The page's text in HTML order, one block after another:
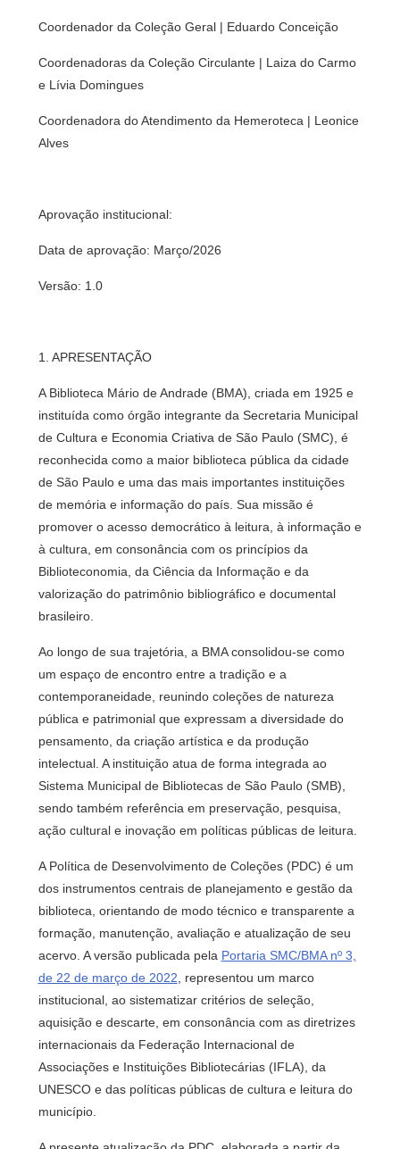
Coordenador da Coleção Geral | Eduardo Conceição
Coordenadoras da Coleção Circulante | Laiza do Carmo
e Lívia Domingues
Coordenadora do Atendimento da Hemeroteca | Leonice
Alves
Aprovação institucional:
Data de aprovação: Março/2026
Versão: 1.0
1. APRESENTAÇÃO
A Biblioteca Mário de Andrade (BMA), criada em 1925 e
instituída como órgão integrante da Secretaria Municipal
de Cultura e Economia Criativa de São Paulo (SMC), é
reconhecida como a maior biblioteca pública da cidade
de São Paulo e uma das mais importantes instituições
de memória e informação do país. Sua missão é
promover o acesso democrático à leitura, à informação e
à cultura, em consonância com os princípios da
Biblioteconomia, da Ciência da Informação e da
valorização do patrimônio bibliográfico e documental
brasileiro.
Ao longo de sua trajetória, a BMA consolidou-se como
um espaço de encontro entre a tradição e a
contemporaneidade, reunindo coleções de natureza
pública e patrimonial que expressam a diversidade do
pensamento, da criação artística e da produção
intelectual. A instituição atua de forma integrada ao
Sistema Municipal de Bibliotecas de São Paulo (SMB),
sendo também referência em preservação, pesquisa,
ação cultural e inovação em políticas públicas de leitura.
A Política de Desenvolvimento de Coleções (PDC) é um
dos instrumentos centrais de planejamento e gestão da
biblioteca, orientando de modo técnico e transparente a
formação, manutenção, avaliação e atualização de seu
acervo. A versão publicada pela Portaria SMC/BMA nº 3,
de 22 de março de 2022 , representou um marco
institucional, ao sistematizar critérios de seleção,
aquisição e descarte, em consonância com as diretrizes
internacionais da Federação Internacional de
Associações e Instituições Bibliotecárias (IFLA), da
UNESCO e das políticas públicas de cultura e leitura do
município.